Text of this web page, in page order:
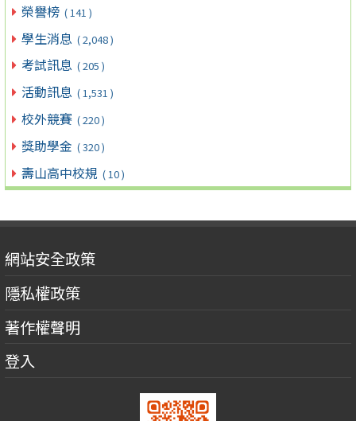
榮譽榜 ( 141 )
學生消息 ( 2,048 )
考試訊息 ( 205 )
活動訊息 ( 1,531 )
校外競賽 ( 220 )
獎助學金 ( 320 )
壽山高中校規 ( 10 )
網站安全政策
隱私權政策
著作權聲明
登入